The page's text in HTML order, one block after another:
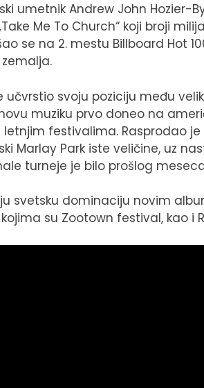
umetnik Andrew John Hozier-
Me To Church“ koji broji
se na 2. mestu Billboard Hot
učvrstio svoju poziciju među
muziku prvo doneo na
festivalima. Rasprodao je
Marlay Park iste veličine, uz
turneje je bilo prošlog
svetsku dominaciju novim
su Zootown festival, kao i